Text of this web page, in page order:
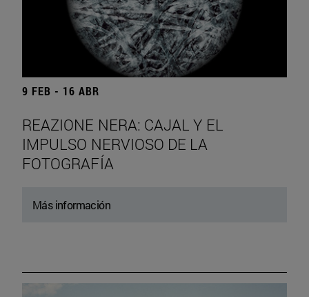
9 FEB - 16 ABR
REAZIONE NERA: CAJAL Y EL
IMPULSO NERVIOSO DE LA
FOTOGRAFÍA
Más información